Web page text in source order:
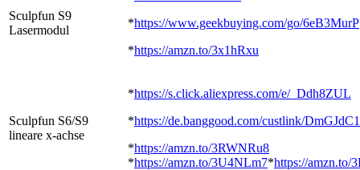
Sculpfun S9
Lasermodul
*https://www.geekbuying.com/go/6eB3MurP
*https://amzn.to/3x1hRxu
Sculpfun S6/S9
lineare x-achse
*https://s.click.aliexpress.com/e/_Ddh8ZUL
*https://de.banggood.com/custlink/
*https://amzn.to/3RWNRu8
*https://amzn.to/3U4NLm7*https://amzn.to/